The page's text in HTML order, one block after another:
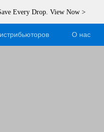
Every Drop. View Now >
О нас